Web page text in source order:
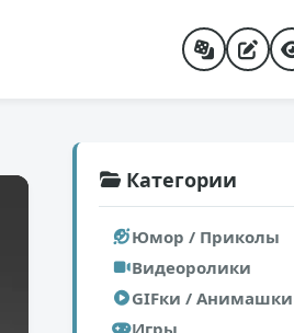
Категории
Юмор / Приколы
Видеоролики
GIFки / Анимашки
Игры